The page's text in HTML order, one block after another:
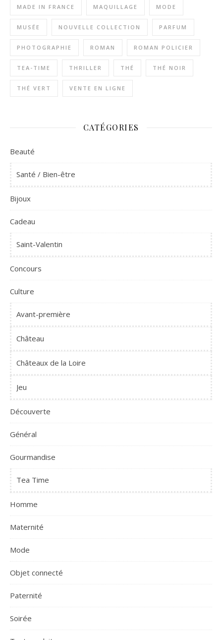
MADE IN FRANCE MAQUILLAGE MODE
MUSÉE NOUVELLE COLLECTION PARFUM
PHOTOGRAPHIE ROMAN ROMAN POLICIER
TEA-TIME THRILLER THÉ THÉ NOIR
THÉ VERT VENTE EN LIGNE
CATÉGORIES
Beauté
Santé / Bien-être
Bijoux
Cadeau
Saint-Valentin
Concours
Culture
Avant-première
Château
Châteaux de la Loire
Jeu
Découverte
Général
Gourmandise
Tea Time
Homme
Maternité
Mode
Objet connecté
Paternité
Soirée